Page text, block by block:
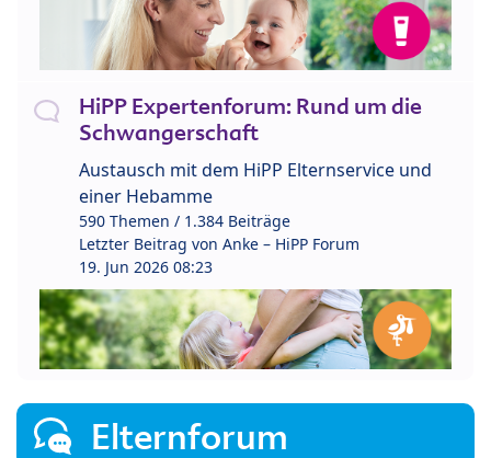
HiPP Expertenforum: Rund um die
Schwangerschaft
Austausch mit dem HiPP Elternservice und
einer Hebamme
590 Themen / 1.384 Beiträge
Letzter Beitrag von Anke – HiPP Forum
19. Jun 2026 08:23
Elternforum